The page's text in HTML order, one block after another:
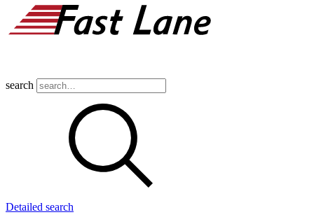
search
Detailed search